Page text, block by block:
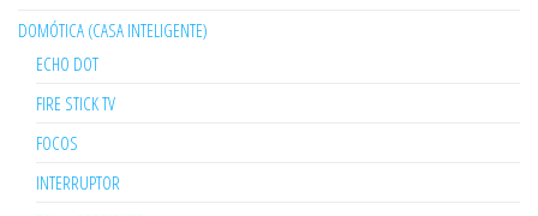
DOMÓTICA (CASA INTELIGENTE)
ECHO DOT
FIRE STICK TV
FOCOS
INTERRUPTOR